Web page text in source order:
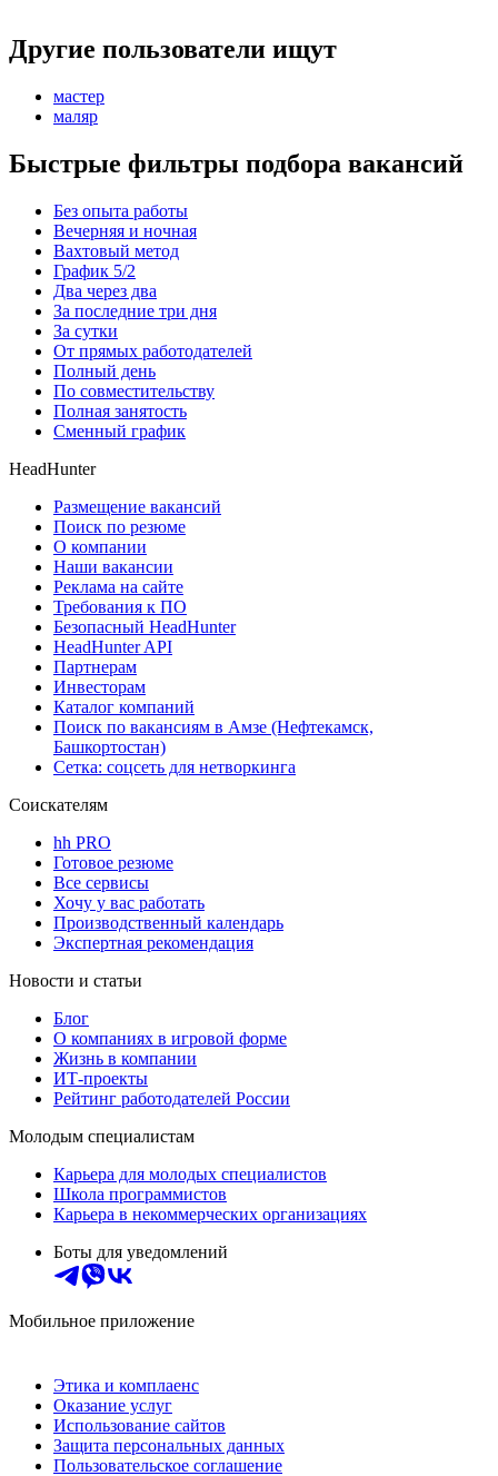
Другие пользователи ищут
мастер
маляр
Быстрые фильтры подбора вакансий
Без опыта работы
Вечерняя и ночная
Вахтовый метод
График 5/2
Два через два
За последние три дня
За сутки
От прямых работодателей
Полный день
По совместительству
Полная занятость
Сменный график
HeadHunter
Размещение вакансий
Поиск по резюме
О компании
Наши вакансии
Реклама на сайте
Требования к ПО
Безопасный HeadHunter
HeadHunter API
Партнерам
Инвесторам
Каталог компаний
Поиск по вакансиям в Амзе (Нефтекамск,
Башкортостан)
Сетка: соцсеть для нетворкинга
Соискателям
hh PRO
Готовое резюме
Все сервисы
Хочу у вас работать
Производственный календарь
Экспертная рекомендация
Новости и статьи
Блог
О компаниях в игровой форме
Жизнь в компании
ИТ-проекты
Рейтинг работодателей России
Молодым специалистам
Карьера для молодых специалистов
Школа программистов
Карьера в некоммерческих организациях
Боты для уведомлений
Мобильное приложение
Этика и комплаенс
Оказание услуг
Использование сайтов
Защита персональных данных
Пользовательское соглашение